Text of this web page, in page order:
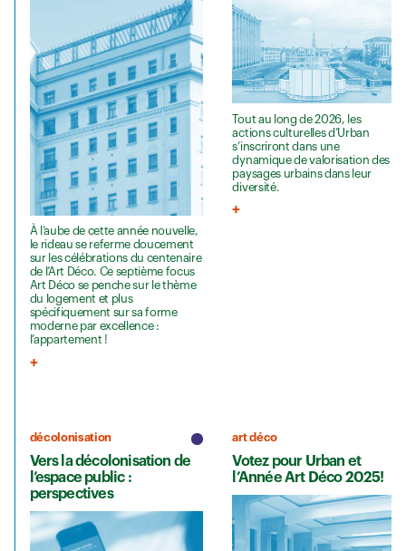
À l’aube de cette année nouvelle,
le rideau se referme doucement
sur les célébrations du centenaire
de l’Art Déco. Ce septième focus
Art Déco se penche sur le thème
du logement et plus
spécifiquement sur sa forme
moderne par excellence :
l’appartement !
Tout au long de 2026, les
actions culturelles d’Urban
s’inscriront dans une
dynamique de valorisation des
paysages urbains dans leur
diversité.
décolonisation
Vers la décolonisation de
l’espace public :
perspectives
art déco
Votez pour Urban et
l’Année Art Déco 2025!